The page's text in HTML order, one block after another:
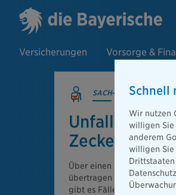
Versicherungen Vorsorge &
SACH-
Zeckenbiss
Über einen Zeckenbiss
übertragen werden. Im
gibt es Fälle, in denen die
Schnell
Wir nutzen
willigen Sie
anderem
willigen Sie